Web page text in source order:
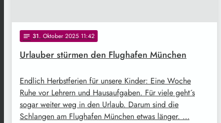
notes 31. Oktober 2025 11:42
Urlauber stürmen den Flughafen München
Endlich Herbstferien für unsere Kinder: Eine Woche
Ruhe vor Lehrern und Hausaufgaben. Für viele geht´s
sogar weiter weg in den Urlaub. Darum sind die
Schlangen am Flughafen München etwas länger. …